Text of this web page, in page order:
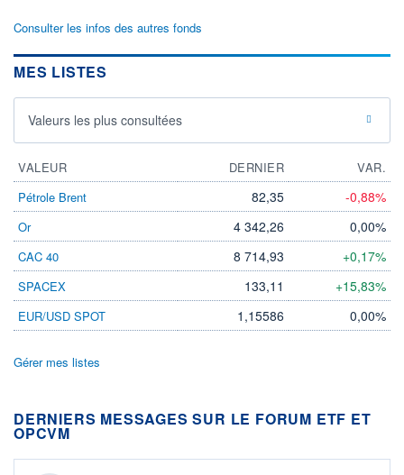
Consulter les infos des autres fonds
MES LISTES
Valeurs les plus consultées
VALEUR DERNIER
VAR.
Pétrole Brent
82,35 -0,88%
Or 4 342,26 0,00%
CAC 40 8 714,93 +0,17%
SPACEX 133,11 +15,83%
EUR/USD SPOT 1,15586 0,00%
Gérer mes listes
DERNIERS MESSAGES SUR LE FORUM ETF ET
OPCVM